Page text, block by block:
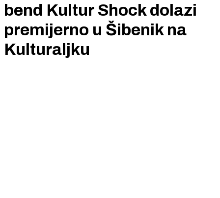
bend Kultur Shock dolazi
premijerno u Šibenik na
Kulturaljku